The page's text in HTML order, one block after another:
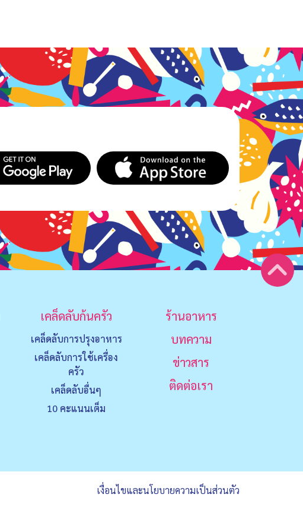
เคล็ดลับก้นครัว
เคล็ดลับการปรุงอาหาร
เคล็ดลับการใช้เครื่อง
ครัว
เคล็ดลับอื่นๆ
10 คะแนนเต็ม
ร้านอาหาร
บทความ
ข่าวสาร
ติดต่อเรา
เงื่อนไขและนโยบายความเป็นส่วนตัว